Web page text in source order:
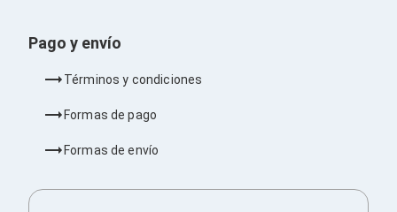
Bocinas para Computadora
Reproductores MP3 / MP4
Soportes
Proyección
Accesorios Proyectores
Soportes de Proyectores
Pago y envío
Términos y condiciones
Formas de pago
Formas de envío